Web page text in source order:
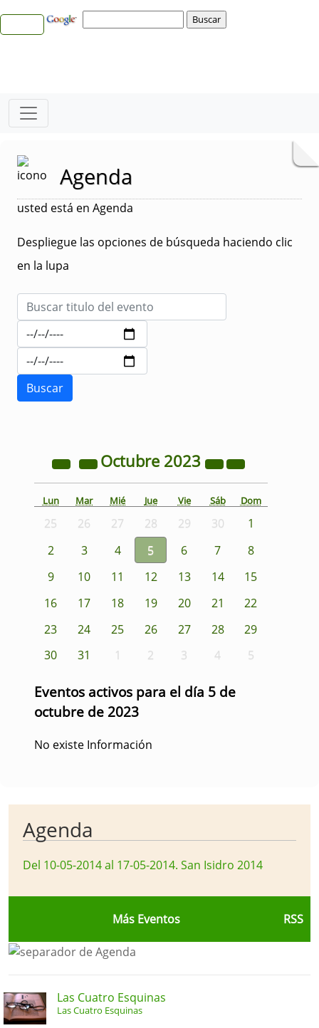
Agenda
usted está en Agenda
Despliegue las opciones de búsqueda haciendo clic
en la lupa
Octubre 2023
Lun Mar Mié Jue Vie Sáb Dom
25 26 27 28 29 30
1
2
3 4 5 6 7
8
9
10 11 12 13 14
15
16
17 18 19 20 21
22
23
24 25 26 27 28
29
30
31 1 2 3 4 5
Eventos activos para el día 5 de
octubre de 2023
No existe Información
Agenda
Del 10-05-2014 al 17-05-2014. San Isidro 2014
Más Eventos RSS
Las Cuatro Esquinas
Las Cuatro Esquinas